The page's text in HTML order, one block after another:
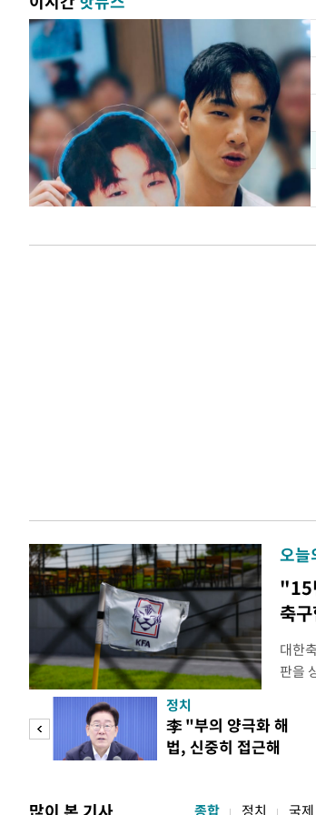
오늘
"15
축
대한
판을
구
년 국
축구
수
정치
李 "부의 양극화 해
법, 신중히 접근해
종합 정치 국제